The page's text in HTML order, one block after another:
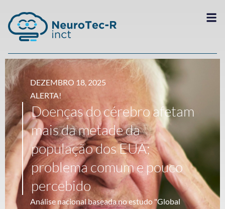
DEZEMBRO 18, 2025
ALERTA!
Doenças do cérebro afetam
mais da metade da
população dos EUA;
problema comum e pouco
percebido
Análise nacional baseada no estudo "Global